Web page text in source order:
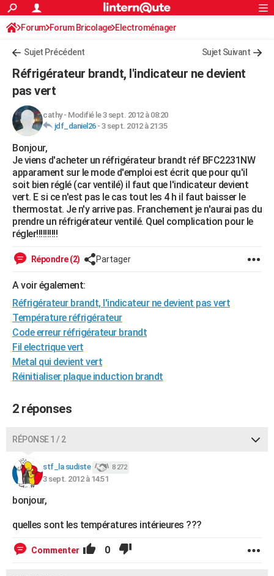
ACTUALITÉS
Politique
Société
Faits Divers
Education
Monde
Villes
+
Programme TV
Sorties cinéma
FINANCE
Retraite
Impôts
Epargne
Immobilier
Risques naturels par ville
Banque
Assurance
Crédit
AUTO
Essais
Réserver un essai
Citadines
Berlines
SUV
Forum auto
HIGH-TECH
Mobiles
Meilleur smartphone
Internet
Ordinateurs
Jeux vidéo
Guide high-tech
+BRICOLAGE
Forum
Aménagement intérieur
Extérieur
Cuisine
Salle de bains
Jardinage
Rangement
WEEK-END
Guides de France
Escapades
Patrimoine
Expositions
Musées
Week-end nature
+LIFESTYLE
Art de vivre
Bien-être
Loisirs
Mode
Modes de vie
SANTE
Alimentation
Guide de la santé
Maladies
Médicaments
Sommeil
VOYAGE
Destinations
City break
Voyage nature
Voyage de noces
Forum
Climat
+PHOTO
GUIDES D'ACHAT
BONS PLANS
CARTE DE VOEUX
Dictionnaire
Biographies
Citations
Expressions
Proverbes
PROGRAMME TV
COPAINS D'AVANT
S'inscrire
Se connecter
Lycées
Collèges
Primaires
Universités
Entreprises
Service militaire
Avis de recherche
AVIS DE DÉCÈS
FORUM
S'inscrire
Connexion
Forum Forum Bricolage Electroménager
Sujet Précédent Sujet Suivant
Réfrigérateur brandt, l'indicateur ne devient
pas vert
cathy- Modifié le 3 sept. 2012 à 08:20
jdf_daniel26- 3 sept. 2012 à 21:35
Bonjour,
Je viens d'acheter un réfrigérateur brandt réf BFC2231NW
apparament sur le mode d'emploi est écrit que pour qu'il
soit bien réglé (car ventilé) il faut que l'indicateur devient
vert. E si ce n'est pas le cas tout les 4 h il faut baisser le
thermostat. Je n'y arrive pas. Franchement je n'aurai pas du
prendre un réfrigérateur ventilé. Quel complication pour le
régler!!!!!!!!!!
Répondre (2) Partager
A voir également:
Réfrigérateur brandt, l'indicateur ne devient pas vert
Température réfrigérateur
Code erreur réfrigérateur brandt
Fil electrique vert
Metal qui devient vert
Réinitialiser plaque induction brandt
2 réponses
RÉPONSE 1 / 2
stf_la sudiste 8 272
3 sept. 2012 à 14:51
bonjour,
quelles sont les températures intérieures ???
Commenter 0